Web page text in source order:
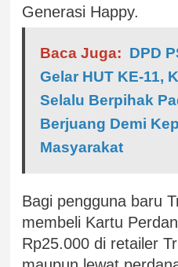
Generasi Happy.
Baca Juga: DPD
Gelar HUT KE-11,
Selalu Berpihak
Berjuang Demi
Masyarakat
Bagi pengguna baru
membeli Kartu
Rp25.000 di retailer